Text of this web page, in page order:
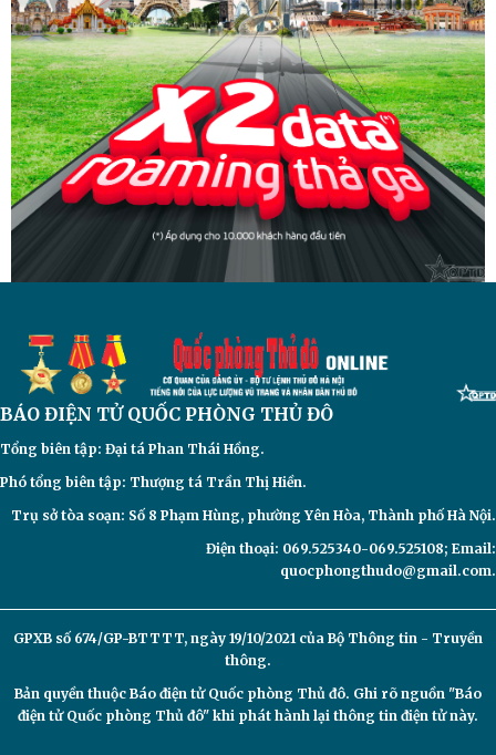
BÁO ĐIỆN TỬQUỐC PHÒNG THỦ ĐÔ
Tổng biên tập: Đại tá Phan Thái Hồng.
Phó tổng biên tập: Thượng tá Trần Thị Hiền.
Trụ sở tòa soạn: Số 8 Phạm Hùng, phường Yên Hòa, Thành phố Hà Nội.
Điện thoại: 069.525340-069.525108; Email:
quocphongthudo@gmail.com.
GPXB số 674/GP-BTTTT, ngày 19/10/2021 của Bộ Thông tin - Truyền
thông.
Bản quyền thuộc Báo điện tửQuốc phòng Thủ đô. Ghi rõ nguồn "Báo
điện tử Quốc phòng Thủ đô" khi phát hành lại thông tin điện tử này.